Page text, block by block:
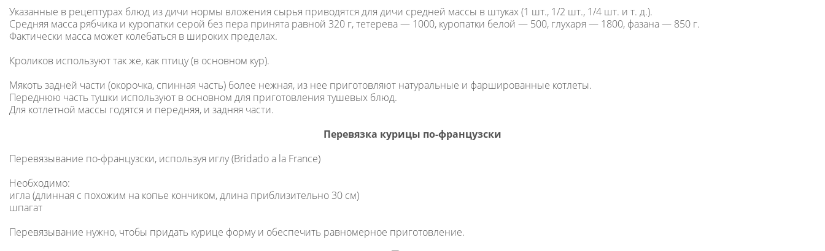
Указанные в рецептурах блюд из дичи нормы вложения сырья приводятся для дичи средней массы в штуках (1 шт., 1/2 шт., 1/4 шт. и т. д.).
Средняя масса рябчика и куропатки серой без пера принята равной 320 г, тетерева — 1000, куропатки белой — 500, глухаря — 1800, фазана — 850 г.
Фактически масса может колебаться в широких пределах.
Кроликов используют так же, как птицу (в основном кур).
Мякоть задней части (окорочка, спинная часть) более нежная, из нее приготовляют натуральные и фаршированные котлеты.
Переднюю часть тушки используют в основном для приготовления тушевых блюд.
Для котлетной массы годятся и передняя, и задняя части.
Перевязка курицы по-французски
Перевязывание по-французски, используя иглу (Bridado a la France)
Необходимо:
игла (длинная с похожим на копье кончиком, длина приблизительно 30 см)
шпагат
Перевязывание нужно, чтобы придать курице форму и обеспечить равномерное приготовление.